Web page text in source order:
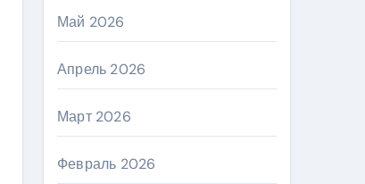
Май 2026
Апрель 2026
Март 2026
Февраль 2026